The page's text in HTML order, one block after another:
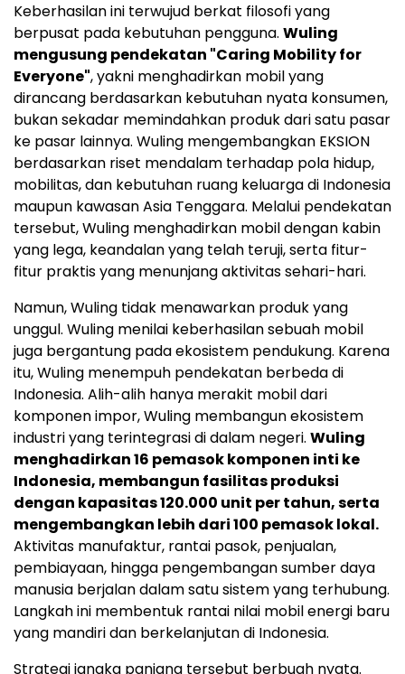
Keberhasilan ini terwujud berkat filosofi yang
berpusat pada kebutuhan pengguna. Wuling
mengusung pendekatan "Caring Mobility for
Everyone", yakni menghadirkan mobil yang
dirancang berdasarkan kebutuhan nyata konsumen,
bukan sekadar memindahkan produk dari satu pasar
ke pasar lainnya. Wuling mengembangkan EKSION
berdasarkan riset mendalam terhadap pola hidup,
mobilitas, dan kebutuhan ruang keluarga di Indonesia
maupun kawasan Asia Tenggara. Melalui pendekatan
tersebut, Wuling menghadirkan mobil dengan kabin
yang lega, keandalan yang telah teruji, serta fitur-
fitur praktis yang menunjang aktivitas sehari-hari.
Namun, Wuling tidak menawarkan produk yang
unggul. Wuling menilai keberhasilan sebuah mobil
juga bergantung pada ekosistem pendukung. Karena
itu, Wuling menempuh pendekatan berbeda di
Indonesia. Alih-alih hanya merakit mobil dari
komponen impor, Wuling membangun ekosistem
industri yang terintegrasi di dalam negeri. Wuling
menghadirkan 16 pemasok komponen inti ke
Indonesia, membangun fasilitas produksi
dengan kapasitas 120.000 unit per tahun, serta
mengembangkan lebih dari 100 pemasok lokal.
Aktivitas manufaktur, rantai pasok, penjualan,
pembiayaan, hingga pengembangan sumber daya
manusia berjalan dalam satu sistem yang terhubung.
Langkah ini membentuk rantai nilai mobil energi baru
yang mandiri dan berkelanjutan di Indonesia.
Strategi jangka panjang tersebut berbuah nyata.